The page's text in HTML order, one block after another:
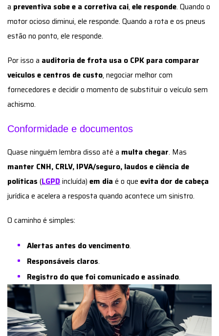
a preventiva sobe e a corretiva cai, ele responde. Quando o
motor ocioso diminui, ele responde. Quando a rota e os pneus
estão no ponto, ele responde.
Por isso a auditoria de frota usa o CPK para comparar
veículos e centros de custo, negociar melhor com
fornecedores e decidir o momento de substituir o veículo sem
achismo.
Conformidade e documentos
Quase ninguém lembra disso até a multa chegar. Mas
manter CNH, CRLV, IPVA/seguro, laudos e ciência de
políticas (LGPD incluída) em dia é o que evita dor de cabeça
jurídica e acelera a resposta quando acontece um sinistro.
O caminho é simples:
Alertas antes do vencimento.
Responsáveis claros.
Registro do que foi comunicado e assinado.